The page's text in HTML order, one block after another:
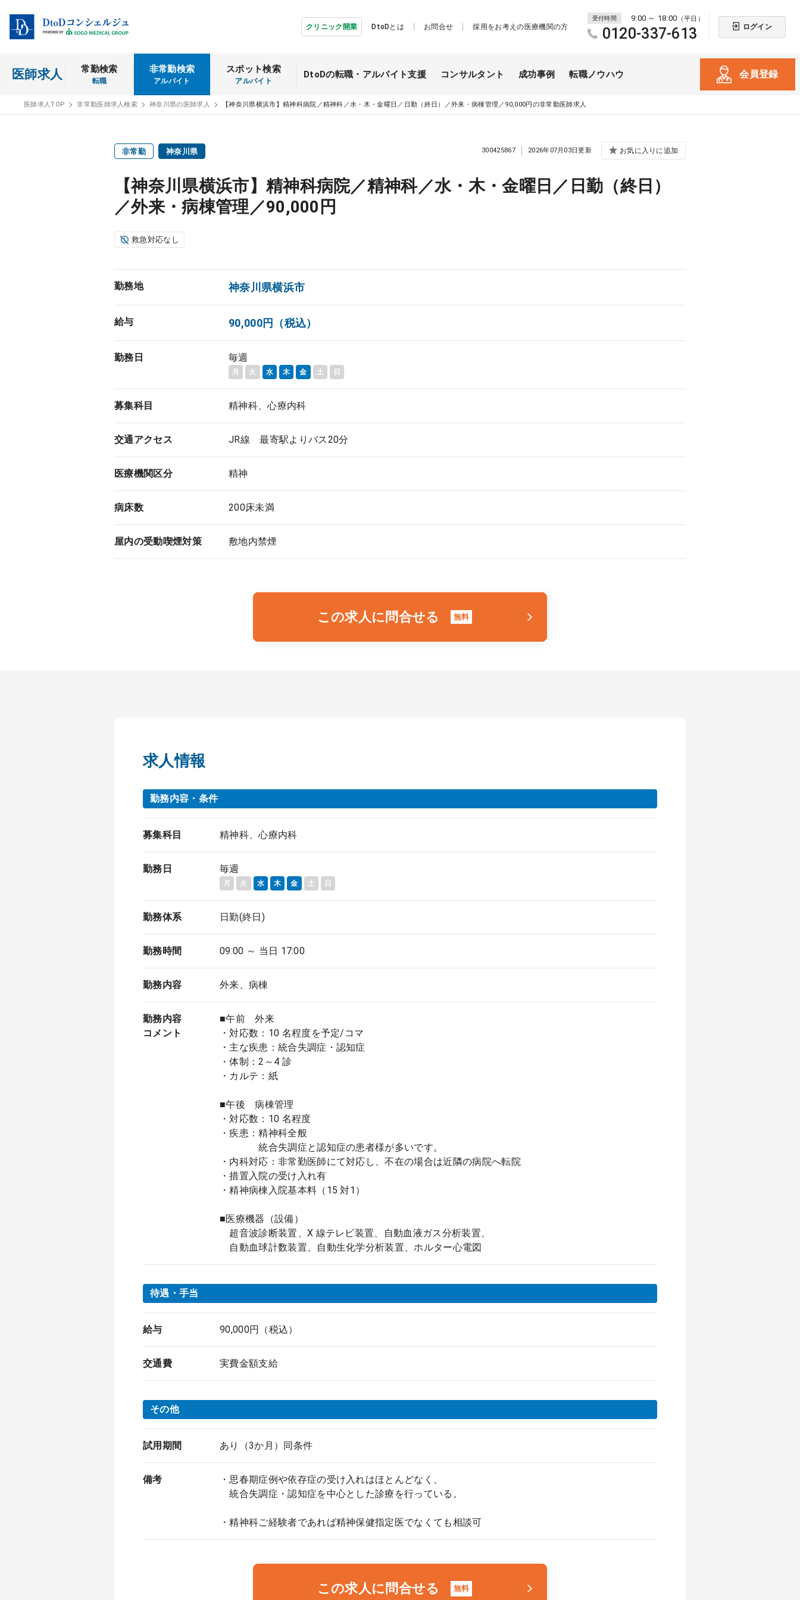
クリニック開業 DtoDとは お問合せ 採用をお考えの医療機関の方
受付時間 9:00 ～ 18:00 （平日）
0120-337-613 ログイン
医師求人 常勤検索
転職
非常勤検索
アルバイト
スポット検索
アルバイト
DtoDの転職・ アルバイト支援 コンサルタント 成功事例 転職ノウハウ 会員登録
医師求人TOP 非常勤医師求人検索 神奈川県の医師求人 【神奈川県横浜市】精神科病院／精神科／水・木・金曜日／日勤（終日）／外来・病棟管理／90,000円の非常勤医師求人
非常勤 神奈川県
【神奈川県横浜市】精神科病院／精神科／水・木・金曜日／日勤（終日）
／外来・病棟管理／90,000円
300425867 2026年07月03日更新 お気に入りに追加
救急対応なし
勤務地 神奈川県横浜市
給与 90,000円（税込）
勤務日 毎週
月 火 水 木 金 土 日
募集科目 精神科、心療内科
交通アクセス JR線 最寄駅よりバス20分
医療機関区分 精神
病床数 200床未満
屋内の受動喫煙対策 敷地内禁煙
この求人に問合せる 無料
求人情報
勤務内容・条件
募集科目 精神科、心療内科
勤務日 毎週
月 火 水 木 金 土 日
勤務体系 日勤(終日)
勤務時間 09:00 ～ 当日 17:00
勤務内容 外来、病棟
勤務内容
コメント
■午前 外来
・対応数：10 名程度を予定/コマ
・主な疾患：統合失調症・認知症
・体制：2～4 診
・カルテ：紙
■午後 病棟管理
・対応数：10 名程度
・疾患：精神科全般
統合失調症と認知症の患者様が多いです。
・内科対応：非常勤医師にて対応し、不在の場合は近隣の病院へ転院
・措置入院の受け入れ有
・精神病棟入院基本料（15 対1）
■医療機器（設備）
超音波診断装置、X 線テレビ装置、自動血液ガス分析装置、
自動血球計数装置、自動生化学分析装置、ホルター心電図
待遇・手当
給与 90,000円（税込）
交通費 実費金額支給
その他
試用期間 あり（3か月）同条件
備考
・思春期症例や依存症の受け入れはほとんどなく、
統合失調症・認知症を中心とした診療を行っている。
・精神科ご経験者であれば精神保健指定医でなくても相談可
この求人に問合せる 無料